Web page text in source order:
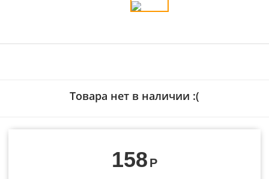
Товара нет в наличии :(
158 Р